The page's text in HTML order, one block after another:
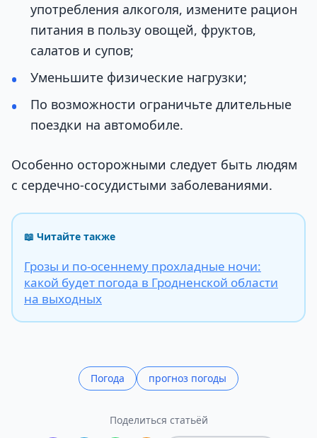
употребления алкоголя, измените рацион
питания в пользу овощей, фруктов,
салатов и супов;
Уменьшите физические нагрузки;
По возможности ограничьте длительные
поездки на автомобиле.
Особенно осторожными следует быть людям
с сердечно-сосудистыми заболеваниями.
📖 Читайте также
Грозы и по-осеннему прохладные ночи:
какой будет погода в Гродненской области
на выходных
Погода прогноз погоды
Поделиться статьёй